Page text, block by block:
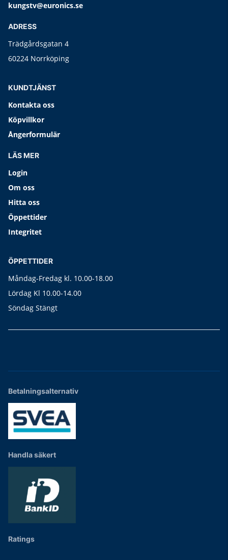
kungstv@euronics.se
ADRESS
Trädgårdsgatan 4
60224 Norrköping
KUNDTJÄNST
Kontakta oss
Köpvillkor
Ångerformulär
LÄS MER
Login
Om oss
Hitta oss
Öppettider
Integritet
ÖPPETTIDER
Måndag-Fredag kl. 10.00-18.00
Lördag Kl 10.00-14.00
Söndag Stängt
Betalningsalternativ
Handla säkert
Ratings